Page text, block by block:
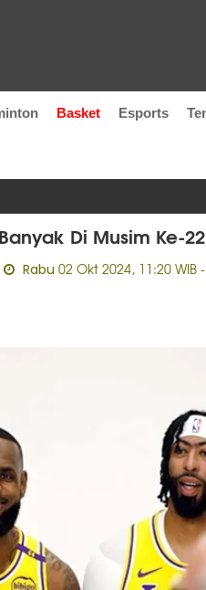
Basket Esports
Di Musim Ke-22
Rabu 02 Okt 2024, 11:20 WIB-